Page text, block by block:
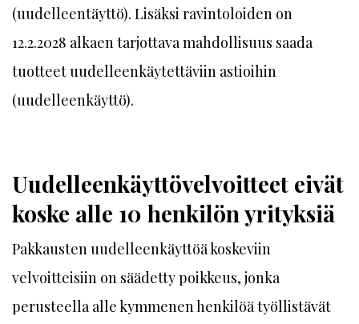
(uudelleentäyttö). Lisäksi ravintoloiden on
12.2.2028 alkaen tarjottava mahdollisuus saada
tuotteet uudelleenkäytettäviin astioihin
(uudelleenkäyttö).
Uudelleenkäyttövelvoitteet eivät
koske alle 10 henkilön yrityksiä
Pakkausten uudelleenkäyttöä koskeviin
velvoitteisiin on säädetty poikkeus, jonka
perusteella alle kymmenen henkilöä työllistävät